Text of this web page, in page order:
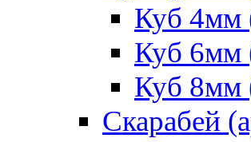
Куб 4мм
Куб 6мм
Куб 8мм
Скарабей